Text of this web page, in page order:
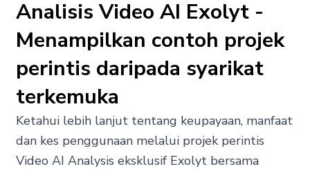
Analisis Video AI Exolyt -
Menampilkan contoh projek
perintis daripada syarikat
terkemuka
Ketahui lebih lanjut tentang keupayaan, manfaat
dan kes penggunaan melalui projek perintis
Video AI Analysis eksklusif Exolyt bersama